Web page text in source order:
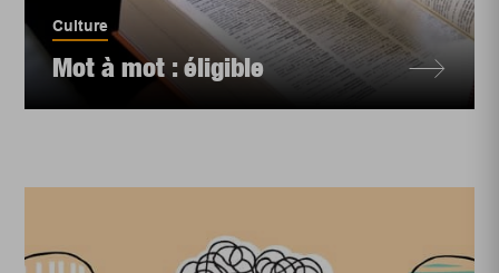
Culture
Mot à mot : éligible